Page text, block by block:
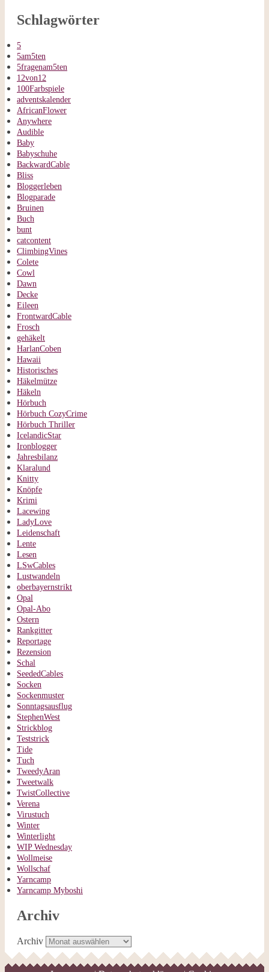
Schlagwörter
5
5am5ten
5fragenam5ten
12von12
100Farbspiele
adventskalender
AfricanFlower
Anywhere
Audible
Baby
Babyschuhe
BackwardCable
Bliss
Bloggerleben
Blogparade
Bruinen
Buch
bunt
catcontent
ClimbingVines
Colete
Cowl
Dawn
Decke
Eileen
FrontwardCable
Frosch
gehäkelt
HarlanCoben
Hawaii
Historisches
Häkelmütze
Häkeln
Hörbuch
Hörbuch CozyCrime
Hörbuch Thriller
IcelandicStar
Ironblogger
Jahresbilanz
Klaralund
Knitty
Knöpfe
Krimi
Lacewing
LadyLove
Leidenschaft
Lente
Lesen
LSwCables
Lustwandeln
oberbayernstrikt
Opal
Opal-Abo
Ostern
Rankgitter
Reportage
Rezension
Schal
SeededCables
Socken
Sockenmuster
Sonntagsausflug
StephenWest
Strickblog
Teststrick
Tide
Tuch
TweedyAran
Tweetwalk
TwistCollective
Verena
Virustuch
Winter
Winterlight
WIP Wednesday
Wollmeise
Wollschaf
Yarncamp
Yarncamp Myboshi
Archiv
Archiv